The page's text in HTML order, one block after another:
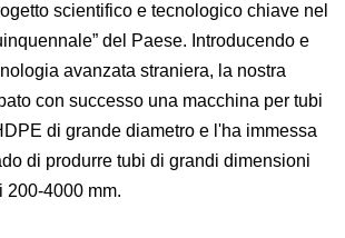
scientifico e tecnologico chiave nel
del Paese. Introducendo e
avanzata straniera, la nostra
con successo una macchina per tubi
di grande diametro e l'ha immessa
di produrre tubi di grandi dimensioni
200-4000 mm.